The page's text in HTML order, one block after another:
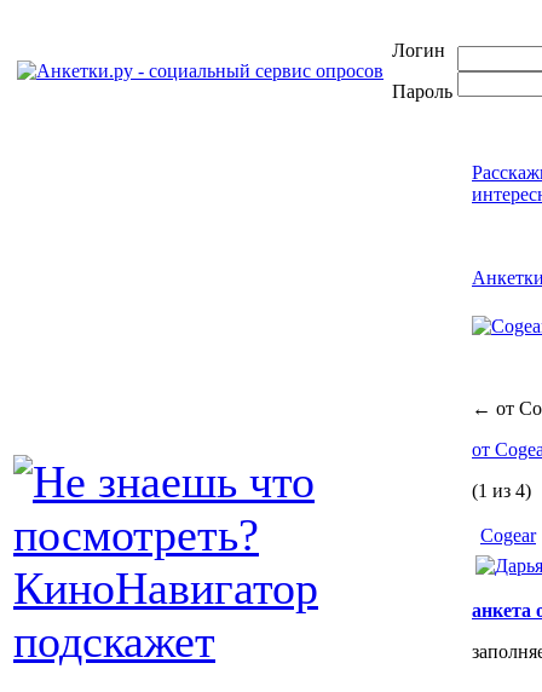
Логин
Пароль
← от
от
(1 из 4)
Cogear
анкета